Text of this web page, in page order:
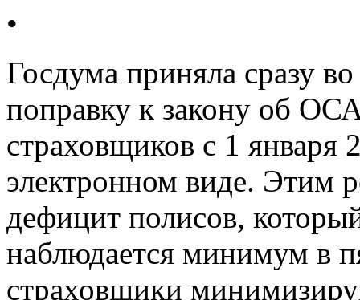
•
Госдума приняла сразу
поправку к закону об
страховщиков с 1 января
электронном виде. Этим
дефицит полисов,
наблюдается минимум в
страховщики